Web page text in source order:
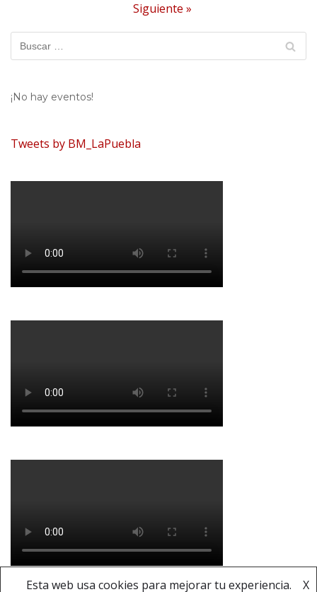
Siguiente »
¡No hay eventos!
Tweets by BM_LaPuebla
Esta web usa cookies para mejorar tu experiencia. X